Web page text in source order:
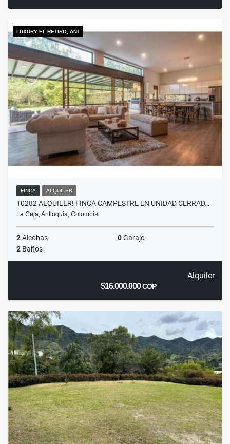
LUXURY EL RETIRO, ANT
FINCA ALQUILER
T0282 ALQUILER! FINCA CAMPESTRE EN UNIDAD CERRAD…
La Ceja, Antioquia, Colombia
2Alcobas 0Garaje
2 Baños
Alquiler
$16.000.000COP